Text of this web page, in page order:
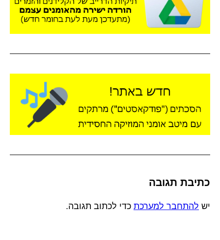
כתיבת תגובה
יש להתחבר למערכת כדי לכתוב תגובה.